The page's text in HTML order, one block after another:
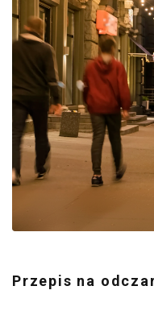
Przepis na